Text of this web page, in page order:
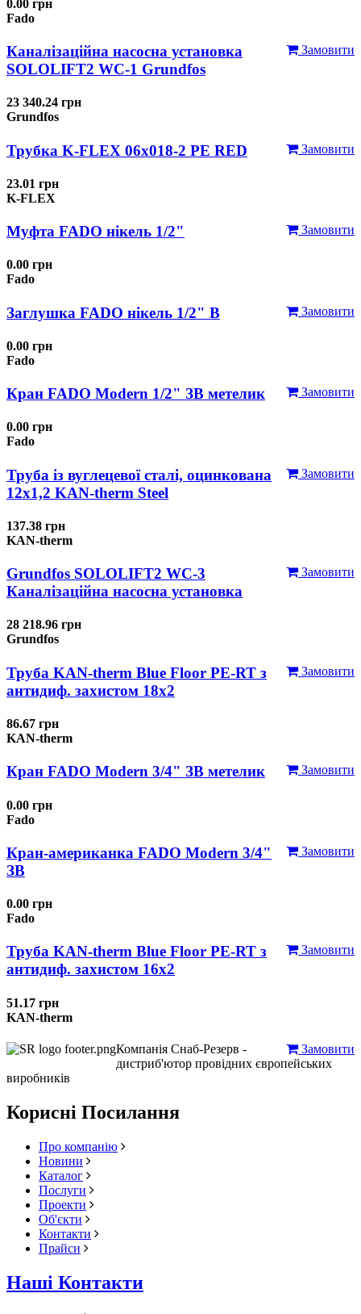
0.00 грн
Fado
Замовити
Каналізаційна насосна установка
SOLOLIFT2 WC-1 Grundfos
23 340.24 грн
Grundfos
Замовити
Трубка K-FLEX 06x018-2 РЕ RED
23.01 грн
K-FLEX
Замовити
Муфта FADO нікель 1/2"
0.00 грн
Fado
Замовити
Заглушка FADO нікель 1/2" В
0.00 грн
Fado
Замовити
Кран FADO Modern 1/2" ЗВ метелик
0.00 грн
Fado
Замовити
Труба із вуглецевої сталі, оцинкована
12x1,2 KAN-therm Steel
137.38 грн
KAN-therm
Замовити
Grundfos SOLOLIFT2 WC-3
Каналізаційна насосна установка
28 218.96 грн
Grundfos
Замовити
Труба KAN-therm Blue Floor PE-RT з
антидиф. захистом 18х2
86.67 грн
KAN-therm
Замовити
Кран FADO Modern 3/4" ЗВ метелик
0.00 грн
Fado
Замовити
Кран-американка FADO Modern 3/4"
ЗВ
0.00 грн
Fado
Замовити
Труба KAN-therm Blue Floor PE-RT з
антидиф. захистом 16х2
51.17 грн
KAN-therm
Замовити
Компанія Снаб-Резерв -
дистриб'ютор провідних європейських
виробників
Корисні Посилання
Про компанію
Новини
Каталог
Послуги
Проекти
Об'єкти
Контакти
Прайси
Наші Контакти